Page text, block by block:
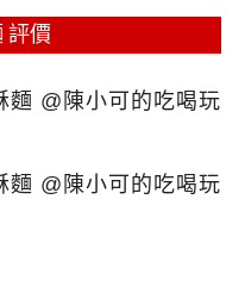
評價